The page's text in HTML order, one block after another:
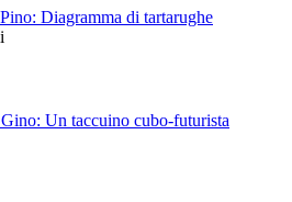
Diagramma di tartarughe
Un taccuino cubo-futurista